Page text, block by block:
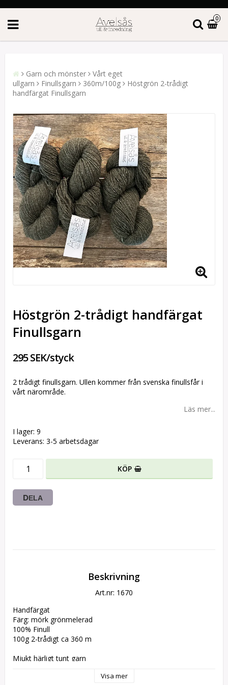
0
Garn och mönster
Vårt eget
ullgarn
Finullsgarn 360m/100g
Höstgrön 2-trådigt
handfärgat Finullsgarn
Höstgrön 2-trådigt handfärgat
Finullsgarn
295 SEK/styck
2 trådigt finullsgarn. Ullen kommer från svenska finullsfår i
vårt närområde.
Läs mer...
I lager: 9
Leverans: 3-5 arbetsdagar
KÖP
DELA
Beskrivning
Art.nr: 1670
Handfärgat
Färg: mörk grönmelerad
100% Finull
100g 2-trådigt ca 360 m
Mjukt härligt tunt garn
Vi har använt detta till  bla vår mössa och sjal.
Visa mer